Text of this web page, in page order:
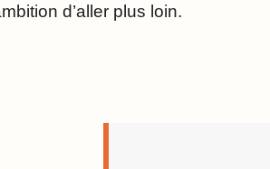
d’aller plus loin.